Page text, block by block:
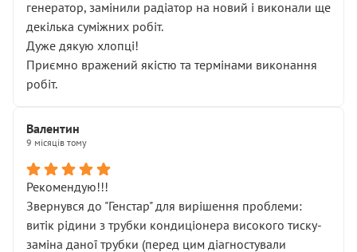
генератор, замінили радіатор на новий і виконали ще
декілька суміжних робіт.
Дуже дякую хлопці!
Приємно вражений якістю та термінами виконання
робіт.
Валентин
9 місяців тому
Рекомендую!!!
Звернувся до "Генстар" для вирішення проблеми:
витік рідини з трубки кондиціонера високого тиску-
заміна даної трубки (перед цим діагностували